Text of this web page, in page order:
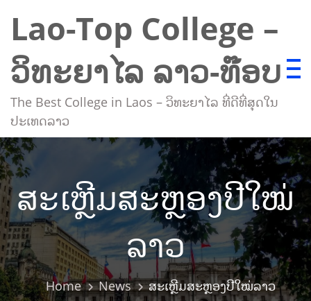
content
Lao-Top College –
ວິທະຍາໄລ ລາວ-ທ໊ອບ
The Best College in Laos – ວິທະຍາໄລ ທີ່ດີທີ່ສຸດໃນ
ປະເທດລາວ
ສະເຫຼີມສະຫຼອງປີໃໝ່
ລາວ
Home News ສະເຫຼີມສະຫຼອງປີໃໝ່ລາວ